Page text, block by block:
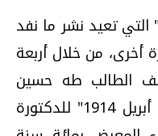
التي تعيد نشر ما نفد
أخرى، من خلال أربعة
الطالب طه حسين
بكلية الآداب.. ديسمبر 1910 - أبريل 1914" للدكتورة